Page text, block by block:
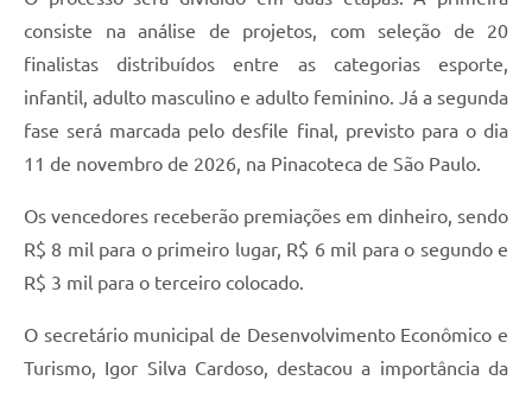
consiste na análise de projetos, com seleção de 20
finalistas distribuídos entre as categorias esporte,
infantil, adulto masculino e adulto feminino. Já a segunda
fase será marcada pelo desfile final, previsto para o dia
11 de novembro de 2026, na Pinacoteca de São Paulo.
Os vencedores receberão premiações em dinheiro, sendo
R$ 8 mil para o primeiro lugar, R$ 6 mil para o segundo e
R$ 3 mil para o terceiro colocado.
O secretário municipal de Desenvolvimento Econômico e
Turismo, Igor Silva Cardoso, destacou a importância da